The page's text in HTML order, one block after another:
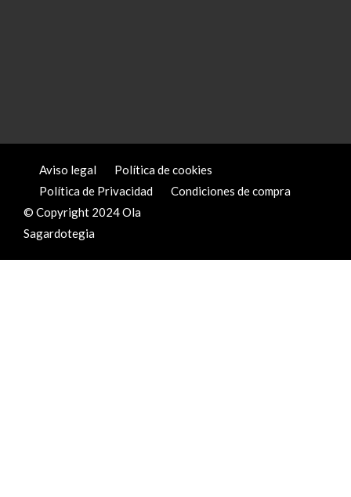
Aviso legal
Política de cookies
Política de Privacidad
Condiciones de compra
© Copyright 2024 Ola
Sagardotegia